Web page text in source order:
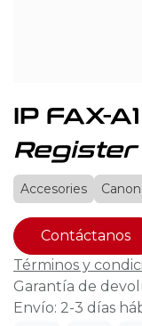
IP FAX-
Accesories Canon
Contáctanos
Términos y
Garantía de
Envío: 2-3 días